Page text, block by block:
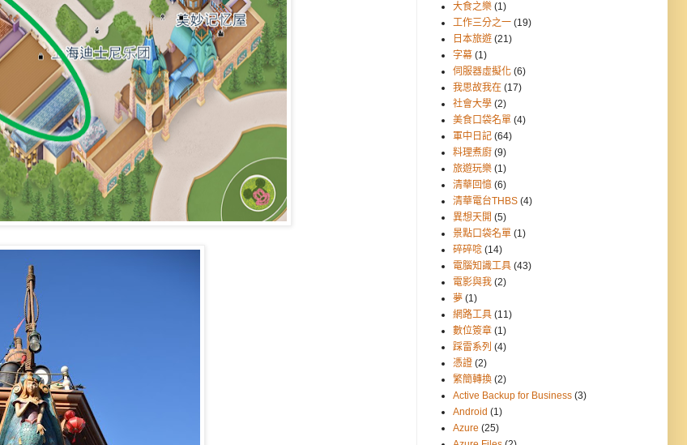
大食之樂 (1)
工作三分之一 (19)
日本旅遊 (21)
字幕 (1)
伺服器虛擬化 (6)
我思故我在 (17)
社會大學 (2)
美食口袋名單 (4)
軍中日記 (64)
料理煮廚 (9)
旅遊玩樂 (1)
清華回憶 (6)
清華電台THBS (4)
異想天開 (5)
景點口袋名單 (1)
碎碎唸 (14)
電腦知識工具 (43)
電影與我 (2)
夢 (1)
網路工具 (11)
數位簽章 (1)
踩雷系列 (4)
憑證 (2)
繁簡轉換 (2)
Active Backup for Business (3)
Android (1)
Azure (25)